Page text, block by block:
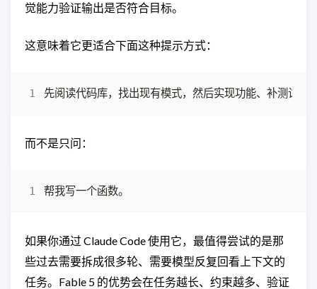
觉能力验证输出是否符合目标。
这意味着它更适合下面这种提示方式：
而不是只问：
如果你通过 Claude Code 使用它，最值得尝试的是那
些过去需要拆成很多轮、需要模型反复回看上下文的
任务。Fable 5 的优势会在任务越长、约束越多、验证